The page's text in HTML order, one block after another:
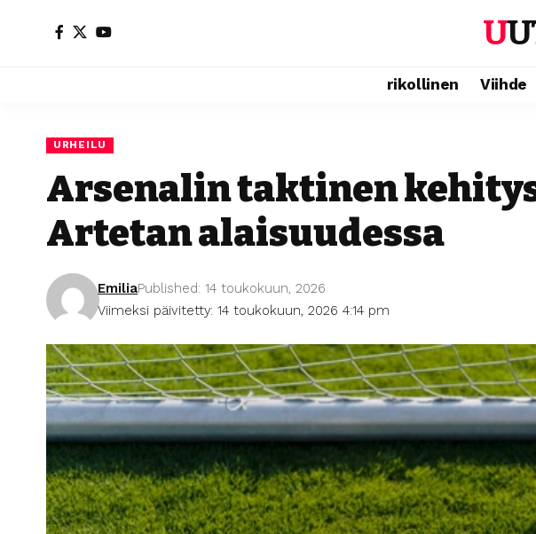
rikollinen Viihde
URHEILU
Arsenalin taktinen
Artetan alaisuudessa
Viimeksi päivitetty: 14 toukokuun, 2026 4:14 pm
EmiliaPublished: 14 toukokuun, 2026